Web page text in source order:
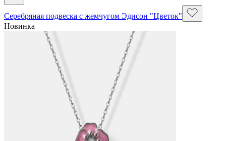
Серебряная подвеска с жемчугом Эдисон "Цветок"
Новинка